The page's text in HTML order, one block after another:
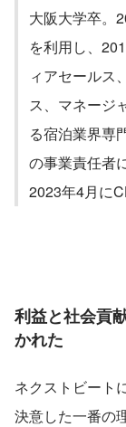
大阪大学卒。
を利用し、
ィアセールス
ス、マネージ
る宿泊業界専
の事業責任者
2023年4月に
利益と社会貢
かれた
ネクストビート
決意した一番の